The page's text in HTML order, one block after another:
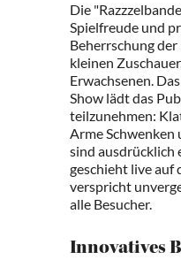
Die
Spielfreude und
Beherrschung
kleinen
Erwachsenen.
Show lädt das
teilzunehmen:
Arme Schwenken
sind ausdrücklich
geschieht live auf
verspricht
alle Besucher.
Innovatives